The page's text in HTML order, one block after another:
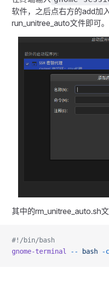
软件，之后点右方的add加
run_unitree_auto文件即可。
其中的rm_unitree_auto.sh
#!/bin/bash
gnome-terminal
-- bash -c